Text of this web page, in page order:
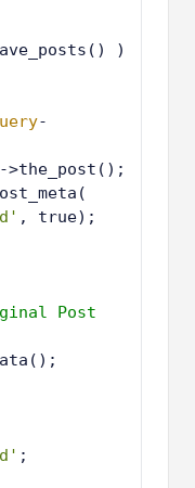
)
-
->the_post();
, true);
Post
;